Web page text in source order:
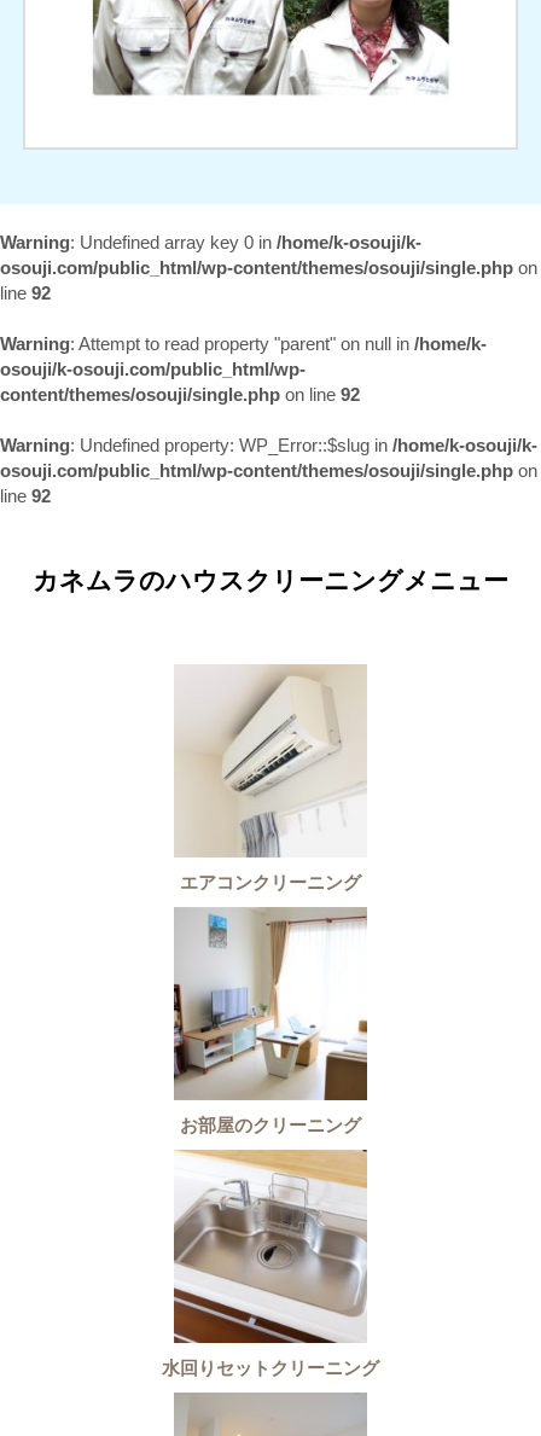
Warning: Undefined array key 0 in /home/k-osouji/k-
osouji.com/public_html/wp-content/themes/osouji/single.php on
line 92
Warning: Attempt to read property "parent" on null in /home/k-
osouji/k-osouji.com/public_html/wp-
content/themes/osouji/single.php on line 92
Warning: Undefined property: WP_Error::$slug in /home/k-osouji/k-
osouji.com/public_html/wp-content/themes/osouji/single.php on
line 92
カネムラのハウスクリーニングメニュー
エアコンクリーニング
お部屋のクリーニング
水回りセットクリーニング